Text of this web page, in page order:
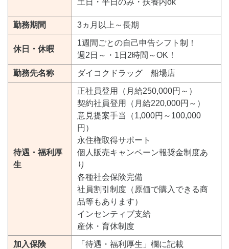
土日・平日のみ・扶養内ok
勤務期間 3ヵ月以上～長期
休日・休暇
1週間ごとの自己申告シフト制！
週2日～・1日2時間～OK！
勤務先名称 ダイコクドラッグ 船場店
待遇・福利厚
生
正社員登用（月給250,000円～）
契約社員登用（月給220,000円～）
意見提案手当（1,000円～100,000
円）
永住権取得サポート
個人販売キャンペーン報奨金制度あ
り
各種社会保険完備
社員割引制度（原価で購入できる商
品等もあります）
インセンティブ支給
産休・育休制度
加入保険 「待遇・福利厚生」欄に記載